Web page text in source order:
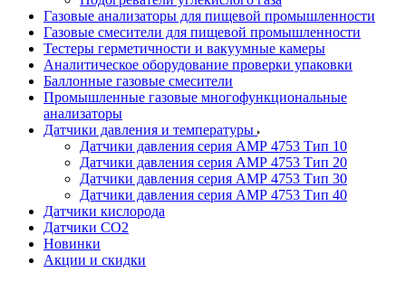
Газовые анализаторы для пищевой промышленности
Газовые смесители для пищевой промышленности
Тестеры герметичности и вакуумные камеры
Аналитическое оборудование проверки упаковки
Баллонные газовые смесители
Промышленные газовые многофункциональные
анализаторы
Датчики давления и температуры
Датчики давления серия АМР 4753 Тип 10
Датчики давления серия АМР 4753 Тип 20
Датчики давления серия АМР 4753 Тип 30
Датчики давления серия АМР 4753 Тип 40
Датчики кислорода
Датчики CO2
Новинки
Акции и скидки